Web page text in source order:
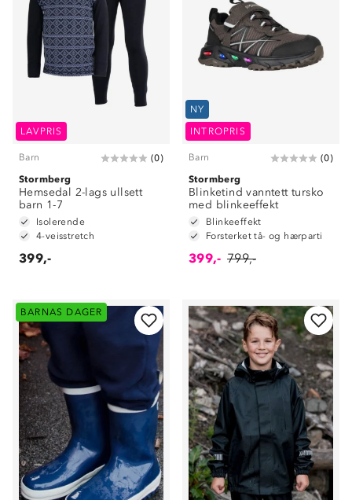
LAVPRIS
Barn (0)
Stormberg
Hemsedal 2-lags ullsett
barn 1-7
Isolerende
4-veisstretch
399,-
NY
INTROPRIS
Barn (0)
Stormberg
Blinketind vanntett tursko
med blinkeeffekt
Blinkeeffekt
Forsterket tå- og hærparti
399,- 799,-
BARNAS DAGER